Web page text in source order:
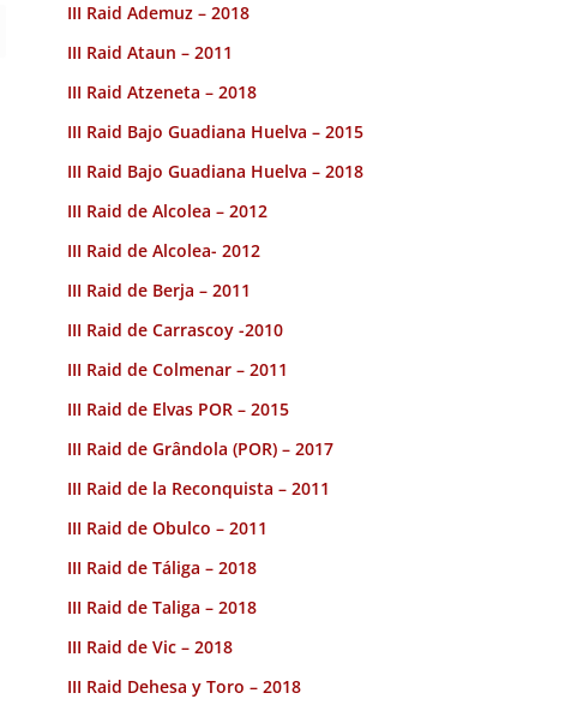
III Raid Ademuz – 2018
III Raid Ataun – 2011
III Raid Atzeneta – 2018
III Raid Bajo Guadiana Huelva – 2015
III Raid Bajo Guadiana Huelva – 2018
III Raid de Alcolea – 2012
III Raid de Alcolea- 2012
III Raid de Berja – 2011
III Raid de Carrascoy -2010
III Raid de Colmenar – 2011
III Raid de Elvas POR – 2015
III Raid de Grândola (POR) – 2017
III Raid de la Reconquista – 2011
III Raid de Obulco – 2011
III Raid de Táliga – 2018
III Raid de Taliga – 2018
III Raid de Vic – 2018
III Raid Dehesa y Toro – 2018